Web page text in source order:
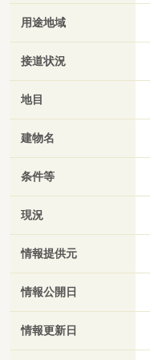
用途地域
接道状況
地目
建物名
条件等
現況
情報提供元
情報公開日
情報更新日